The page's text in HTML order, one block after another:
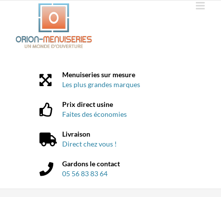
Menuiseries sur mesure
Les plus grandes marques
Prix direct usine
Faites des économies
Livraison
Direct chez vous !
Gardons le contact
05 56 83 83 64